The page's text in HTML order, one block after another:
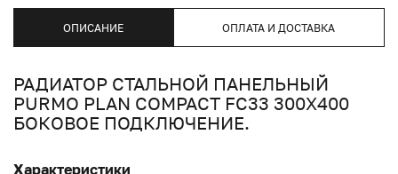
ОПИСАНИЕ ОПЛАТА И ДОСТАВКА
РАДИАТОР СТАЛЬНОЙ ПАНЕЛЬНЫЙ
PURMO PLAN COMPACT FC33 300X400
БОКОВОЕ ПОДКЛЮЧЕНИЕ.
Характеристики